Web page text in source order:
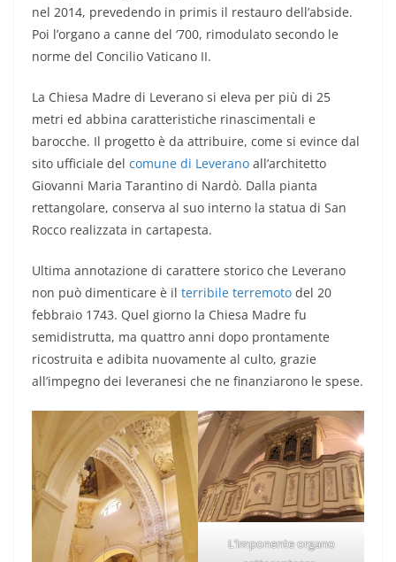
nel 2014, prevedendo in primis il restauro dell’abside.
Poi l’organo a canne del ‘700, rimodulato secondo le
norme del Concilio Vaticano II.
La Chiesa Madre di Leverano si eleva per più di 25
metri ed abbina caratteristiche rinascimentali e
barocche. Il progetto è da attribuire, come si evince dal
sito ufficiale del comune di Leverano all’architetto
Giovanni Maria Tarantino di Nardò. Dalla pianta
rettangolare, conserva al suo interno la statua di San
Rocco realizzata in cartapesta.
Ultima annotazione di carattere storico che Leverano
non può dimenticare è il terribile terremoto del 20
febbraio 1743. Quel giorno la Chiesa Madre fu
semidistrutta, ma quattro anni dopo prontamente
ricostruita e adibita nuovamente al culto, grazie
all’impegno dei leveranesi che ne finanziarono le spese.
L’imponente organo